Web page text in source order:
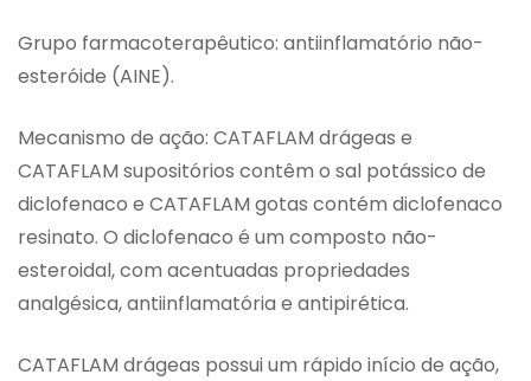
Grupo farmacoterapêutico: antiinflamatório não-
esteróide (AINE).
Mecanismo de ação: CATAFLAM drágeas e
CATAFLAM supositórios contêm o sal potássico de
diclofenaco e CATAFLAM gotas contém diclofenaco
resinato. O diclofenaco é um composto não-
esteroidal, com acentuadas propriedades
analgésica, antiinflamatória e antipirética.
CATAFLAM drágeas possui um rápido início de ação,